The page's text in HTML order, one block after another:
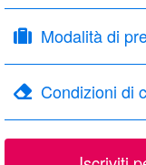
Modalità di
Condizioni di